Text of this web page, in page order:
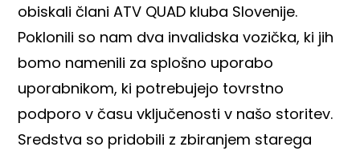
obiskali člani ATV QUAD kluba Slovenije.
Poklonili so nam dva invalidska vozička, ki jih
bomo namenili za splošno uporabo
uporabnikom, ki potrebujejo tovrstno
podporo v času vključenosti v našo storitev.
Sredstva so pridobili z zbiranjem starega